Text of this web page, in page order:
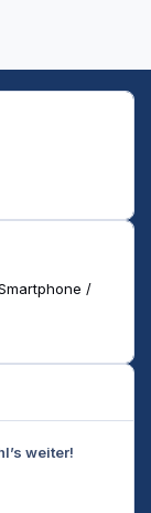
/
weiter!